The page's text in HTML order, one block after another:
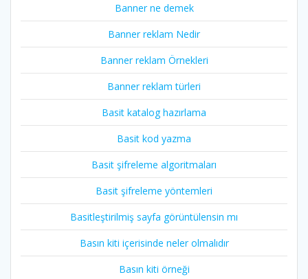
Banner ne demek
Banner reklam Nedir
Banner reklam Örnekleri
Banner reklam türleri
Basit katalog hazırlama
Basit kod yazma
Basit şifreleme algoritmaları
Basit şifreleme yöntemleri
Basitleştirilmiş sayfa görüntülensin mı
Basın kiti içerisinde neler olmalıdır
Basın kiti örneği